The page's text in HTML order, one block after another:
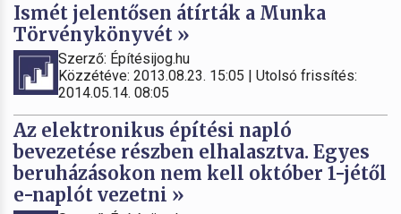
Ismét jelentősen átírták a Munka
Törvénykönyvét »
Szerző: Építésijog.hu
Közzétéve: 2013.08.23. 15:05 | Utolsó frissítés:
2014.05.14. 08:05
Az elektronikus építési napló
bevezetése részben elhalasztva. Egyes
beruházásokon nem kell október 1-jétől
e-naplót vezetni »